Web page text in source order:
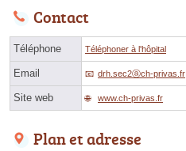
Contact
Téléphone Téléphoner à l'hôpital
Email drh.sec2ⓐch-privas.fr
Site web www.ch-privas.fr
Plan et adresse